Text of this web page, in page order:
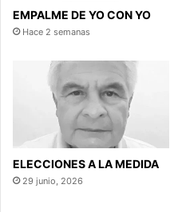
EMPALME DE YO CON YO
Hace 2 semanas
ELECCIONES A LA MEDIDA
29 junio, 2026